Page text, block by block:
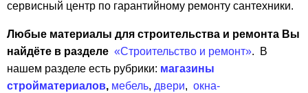
сервисный центр по гарантийному ремонту сантехники.
Любые материалы для строительства и ремонта Вы
найдёте в разделе «Строительство и ремонт». В
нашем разделе есть рубрики: магазины
стройматериалов, мебель, двери, окна-